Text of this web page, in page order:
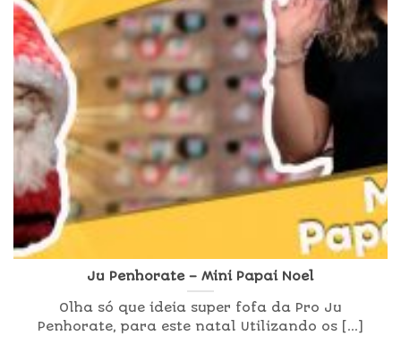
Ju Penhorate – Mini Papai Noel
Olha só que ideia super fofa da Pro Ju
Penhorate, para este natal Utilizando os [...]